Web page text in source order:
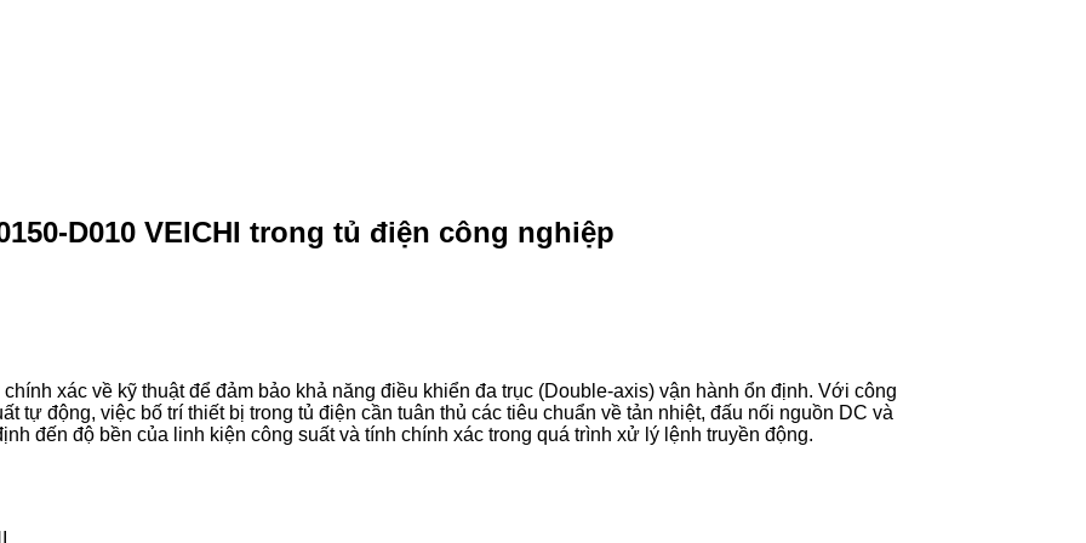
D010 VEICHI trong tủ điện công nghiệp
xác về kỹ thuật để đảm bảo khả năng điều khiển đa trục (Double-axis) vận hành ổn định. Với công
tự động, việc bố trí thiết bị trong tủ điện cần tuân thủ các tiêu chuẩn về tản nhiệt, đấu nối nguồn DC và
đến độ bền của linh kiện công suất và tính chính xác trong quá trình xử lý lệnh truyền động.